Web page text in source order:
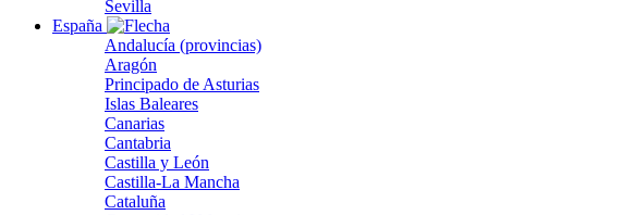
Sevilla
España
Andalucía (provincias)
Aragón
Principado de Asturias
Islas Baleares
Canarias
Cantabria
Castilla y León
Castilla-La Mancha
Cataluña